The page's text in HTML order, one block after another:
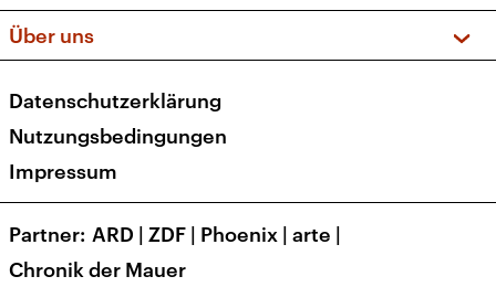
Apps
Newsletter
Veranstaltungen
Social Media
Über uns
Presse
Karriere
Transparenz
Datenschutzerklärung
Nutzungsbedingungen
Impressum
Partner ARD | ZDF | Phoenix | arte |
Chronik der Mauer